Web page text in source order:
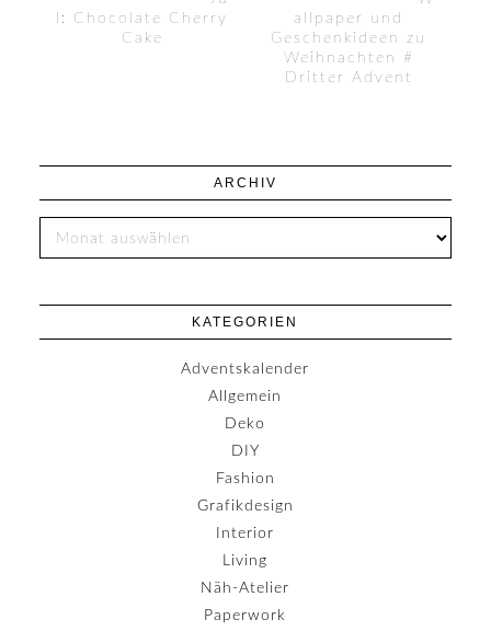
l: Chocolate Cherry
Cake
allpaper und
Geschenkideen zu
Weihnachten #
Dritter Advent
ARCHIV
KATEGORIEN
Adventskalender
Allgemein
Deko
DIY
Fashion
Grafikdesign
Interior
Living
Näh-Atelier
Paperwork